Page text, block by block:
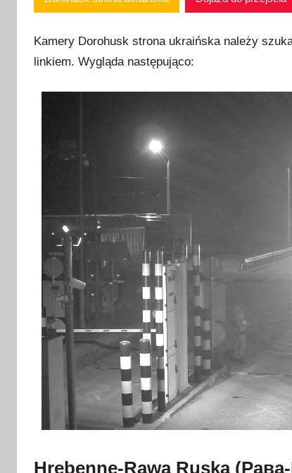
Kamery Dorohusk strona ukraińska należy
linkiem. Wygląda następująco:
Hrebenne-Rawa Ruska